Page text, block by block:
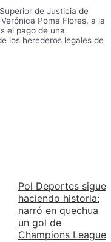
de Justicia de
Poma Flores, a la
el pago de una
los herederos legales de
Pol Deportes sigue
haciendo historia:
narró en quechua
un gol de
Champions League